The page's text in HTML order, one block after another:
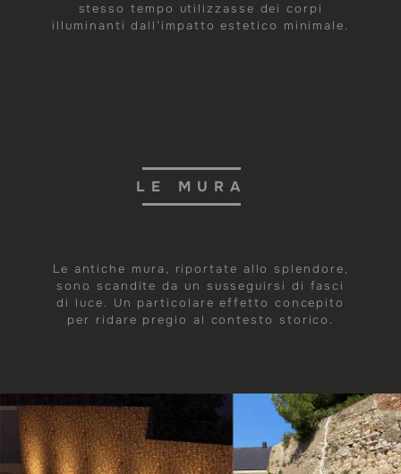
stesso tempo utilizzasse dei corpi
illuminanti dall’impatto estetico minimale.
LE MURA
Le antiche mura, riportate allo splendore,
sono scandite da un susseguirsi di fasci
di luce. Un particolare effetto concepito
per ridare pregio al contesto storico.